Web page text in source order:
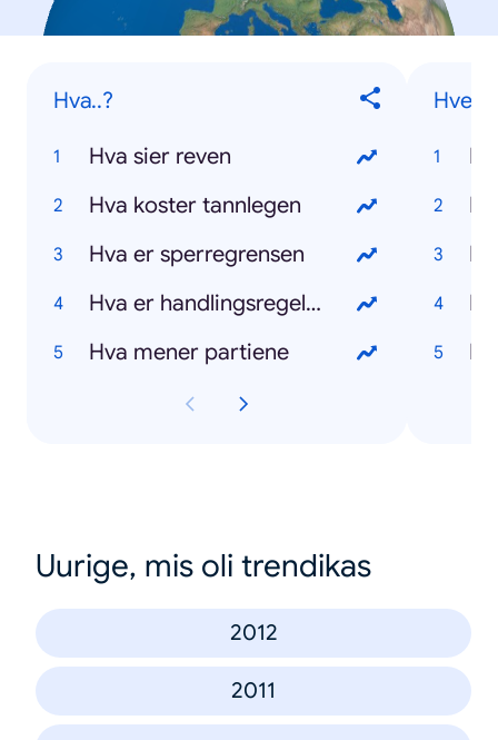
Hva..?
Hva sier reven
Hva koster tannlegen
Hva er sperregrensen
Hva er handlingsregelen
Hva mener partiene
Uurige, mis oli trendikas
2012
2011